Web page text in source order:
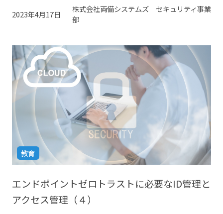
2023年4月17日
株式会社両備システムズ セキュリティ事業
部
教育
エンドポイントゼロトラストに必要なID管理と
アクセス管理（４）